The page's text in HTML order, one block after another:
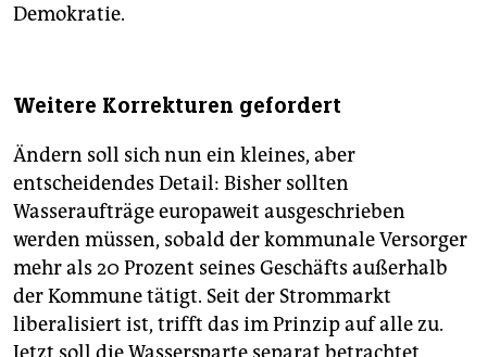
Demokratie.
Weitere Korrekturen gefordert
Ändern soll sich nun ein kleines, aber
entscheidendes Detail: Bisher sollten
Wasseraufträge europaweit ausgeschrieben
werden müssen, sobald der kommunale Versorger
mehr als 20 Prozent seines Geschäfts außerhalb
der Kommune tätigt. Seit der Strommarkt
liberalisiert ist, trifft das im Prinzip auf alle zu.